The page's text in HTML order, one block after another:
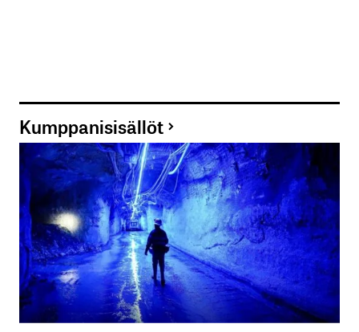
Kumppanisisällöt